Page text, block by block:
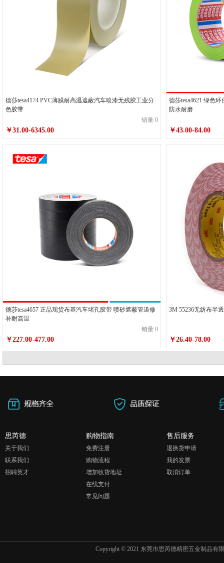
德莎tesa4174 PVC薄膜耐高温遮蔽汽车喷漆无残胶工业分
色胶带
销量 0
￥31.00-6345.00
德莎tesa4621 绿色
防水耐磨
￥43.00-84.00
德莎tesa4657 正品现货布基汽车堵孔胶带 喷砂遮蔽管道修
补耐高温
销量 0
￥227.00-477.00
3M 55236无纺布半
￥26.40-78.00
思芮德
关于我们
联系我们
招聘英才
购物指南
免费注册
购物流程
增加收货地址
在线支付
常见问题
售后服务
退换货申请
我的发票
取消订单
Copyright © 2021 东莞市思芮德精密五金制品有